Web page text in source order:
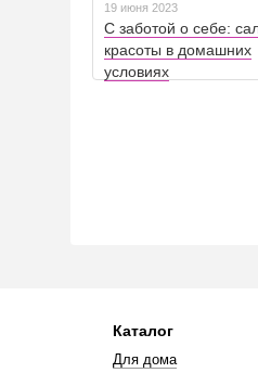
19 июня 2023
С заботой о себе:
красоты в домашних
условиях
Каталог
Для дома